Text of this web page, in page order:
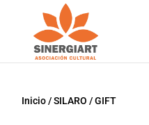
Inicio/SILARO / GIFT